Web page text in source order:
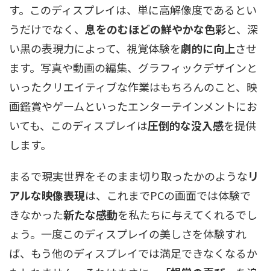
す。このディスプレイは、単に高解像度であるとい
うだけでなく、 息をのむほどの鮮やかな色彩と、深
い黒の表現力によって、視覚体験を劇的に向上させ
ます。写真や動画の編集、グラフィックデザインと
いったクリエイティブな作業はもちろんのこと、映
画鑑賞やゲームといったエンターテインメントにお
いても、このディスプレイは圧倒的な没入感を提供
します。
まるで現実世界をそのまま切り取ったかのようなリ
アルな映像表現は、これまでPCの画面では体験で
きなかった新たな感動を私たちに与えてくれるでし
ょう。一度このディスプレイの美しさを体験すれ
ば、もう他のディスプレイでは満足できなくなるか